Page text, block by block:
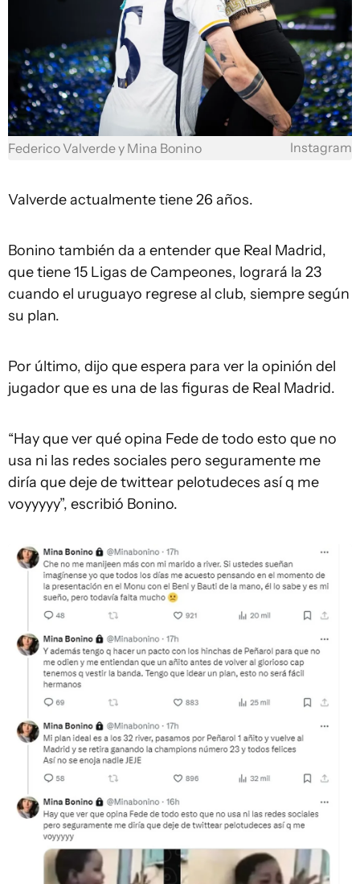
Federico Valverde y Mina Bonino Instagram
Valverde actualmente tiene 26 años.
Bonino también da a entender que Real Madrid,
que tiene 15 Ligas de Campeones, logrará la 23
cuando el uruguayo regrese al club, siempre según
su plan.
Por último, dijo que espera para ver la opinión del
jugador que es una de las figuras de Real Madrid.
“Hay que ver qué opina Fede de todo esto que no
usa ni las redes sociales pero seguramente me
diría que deje de twittear pelotudeces así q me
voyyyyy”, escribió Bonino.